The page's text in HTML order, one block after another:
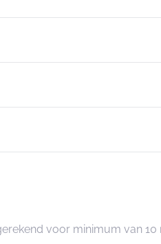
voor minimum van